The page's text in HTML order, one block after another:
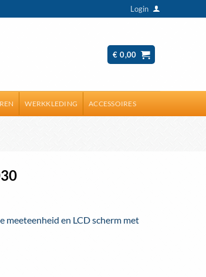
Login
€ 0,00
WERKKLEDING ACCESSOIRES
meeteenheid en LCD scherm met